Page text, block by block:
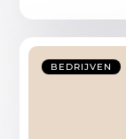
BEDRIJVEN